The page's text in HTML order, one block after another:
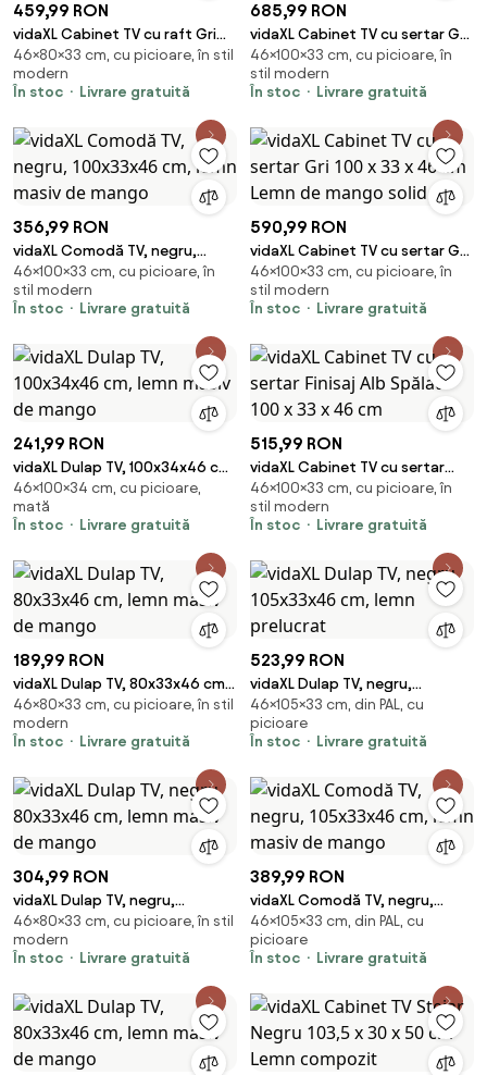
459,99 RON
vidaXL Cabinet TV cu raft Gri
80 x 33 x 46 cm Lemn de mango
solid
46×80×33 cm, cu picioare, în stil
modern
În stoc
Livrare gratuită
685,99 RON
vidaXL Cabinet TV cu sertar Gri
100 x 33 x 46 cm Lemn de
mango solid
46×100×33 cm, cu picioare, în
stil modern
În stoc
Livrare gratuită
356,99 RON
vidaXL Comodă TV, negru,
100x33x46 cm, lemn masiv de
mango
46×100×33 cm, cu picioare, în
stil modern
În stoc
Livrare gratuită
590,99 RON
vidaXL Cabinet TV cu sertar Gri
100 x 33 x 46 cm Lemn de
mango solid
46×100×33 cm, cu picioare, în
stil modern
În stoc
Livrare gratuită
241,99 RON
vidaXL Dulap TV, 100x34x46 cm,
lemn masiv de mango
46×100×34 cm, cu picioare,
mată
În stoc
Livrare gratuită
515,99 RON
vidaXL Cabinet TV cu sertar
Finisaj Alb Spălat 100 x 33 x 46
cm
46×100×33 cm, cu picioare, în
stil modern
În stoc
Livrare gratuită
189,99 RON
vidaXL Dulap TV, 80x33x46 cm,
lemn masiv de mango
46×80×33 cm, cu picioare, în stil
modern
În stoc
Livrare gratuită
523,99 RON
vidaXL Dulap TV, negru,
105x33x46 cm, lemn prelucrat
46×105×33 cm, din PAL, cu
picioare
În stoc
Livrare gratuită
304,99 RON
vidaXL Dulap TV, negru,
80x33x46 cm, lemn masiv de
mango
46×80×33 cm, cu picioare, în stil
modern
În stoc
Livrare gratuită
389,99 RON
vidaXL Comodă TV, negru,
105x33x46 cm, lemn masiv de
mango
46×105×33 cm, din PAL, cu
picioare
În stoc
Livrare gratuită